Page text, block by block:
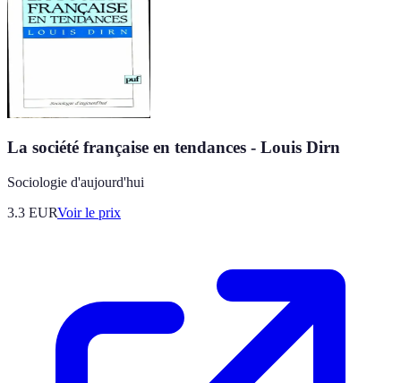
La société française en tendances - Louis Dirn
Sociologie d'aujourd'hui
3.3 EURVoir le prix